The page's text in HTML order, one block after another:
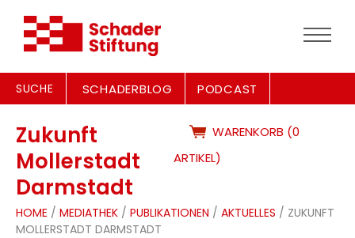
SUCHE SCHADERBLOG PODCAST
Zukunft
Mollerstadt
Darmstadt
WARENKORB (0
ARTIKEL)
HOME / MEDIATHEK / PUBLIKATIONEN / AKTUELLES / ZUKUNFT
MOLLERSTADT DARMSTADT